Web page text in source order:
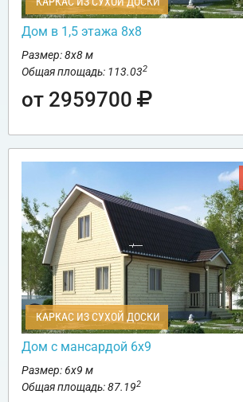
Дом в 1,5 этажа 8х8
Размер: 8х8 м
Общая площадь: 113.032
от 2959700
КАРКАС ИЗ СУХОЙ ДОСКИ
Дом с мансардой 6х9
Размер: 6х9 м
Общая площадь: 87.192